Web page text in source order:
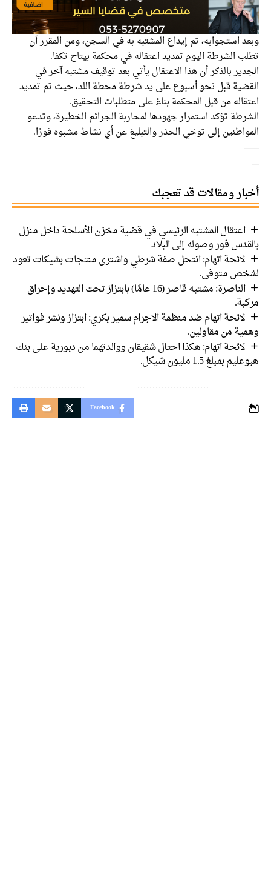
وبعد استجوابه، تم إيداع المشتبه به في السجن، ومن المقرر أن
تطلب الشرطة اليوم تمديد اعتقاله في محكمة بيتاح تكفا.
الجدير بالذكر أن هذا الاعتقال يأتي بعد توقيف مشتبه آخر في
القضية قبل نحو أسبوع على يد شرطة محطة اللد، حيث تم تمديد
اعتقاله من قبل المحكمة بناءً على متطلبات التحقيق.
الشرطة تؤكد استمرار جهودها لمحاربة الجرائم الخطيرة، وتدعو
المواطنين إلى توخي الحذر والتبليغ عن أي نشاط مشبوه فورًا.
أخبار ومقالات قد تعجبك
اعتقال المشتبه الرئيسي في قضية مخزن الأسلحة داخل منزل
بالقدس فور وصوله إلى البلاد
لائحة اتهام: انتحل صفة شرطي واشترى منتجات بشيكات تعود
لشخص متوفى.
الناصرة: مشتبه قاصر (16 عامًا) بابتزاز تحت التهديد وإحراق
مركبة.
لائحة اتهام ضد منظمة الاجرام سمير بكري: ابتزاز ونشر فواتير
وهمية من مقاولين.
لائحة اتهام: هكذا احتال شقيقان ووالدتهما من دبورية على بنك
هبوعليم بمبلغ 1.5 مليون شيكل.
Facebook